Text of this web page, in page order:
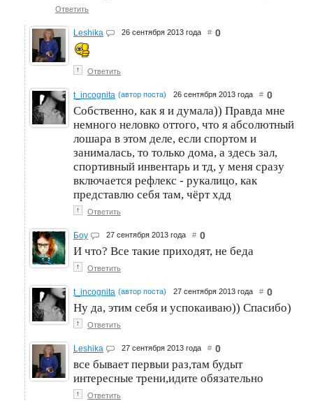
Ответить
Leshika 26 сентября 2013 года # 0
↑ Ответить
t_incognita (автор поста) 26 сентября 2013 года # 0
Собственно, как я и думала)) Правда мне
немного неловко оттого, что я абсолютный
лошара в этом деле, если спортом и
занималась, то только дома, а здесь зал,
спортивный инвентарь и тд, у меня сразу
включается рефлекс - рукалицо, как
представлю себя там, чёрт хдд
↑ Ответить
Боу 27 сентября 2013 года # 0
И что? Все такие приходят, не беда
↑ Ответить
t_incognita (автор поста) 27 сентября 2013 года # 0
Ну да, этим себя и успокаиваю)) Спасибо)
↑ Ответить
Leshika 27 сентября 2013 года # 0
все бывает первыи раз,там будыт
интересные трени,идите обязательно
↑ Ответить